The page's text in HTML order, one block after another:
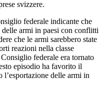
svizzere.
federale indicante che
delle armi in paesi con conflitti
che le armi sarebbero state
reazioni nella classe
federale era tornato
episodio ha favorito il
delle armi in